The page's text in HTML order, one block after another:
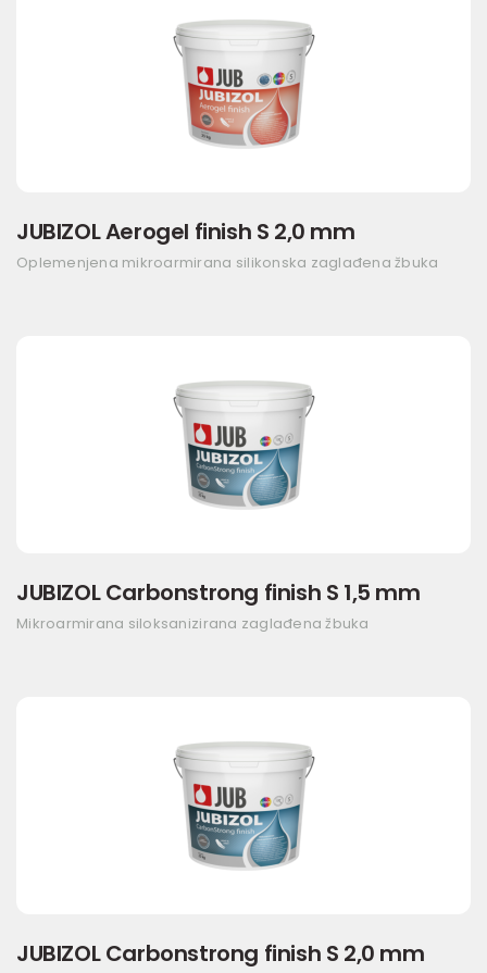
JUBIZOL Aerogel finish S 2,0 mm
Oplemenjena mikroarmirana silikonska zaglađena žbuka
JUBIZOL Carbonstrong finish S 1,5 mm
Mikroarmirana siloksanizirana zaglađena žbuka
JUBIZOL Carbonstrong finish S 2,0 mm